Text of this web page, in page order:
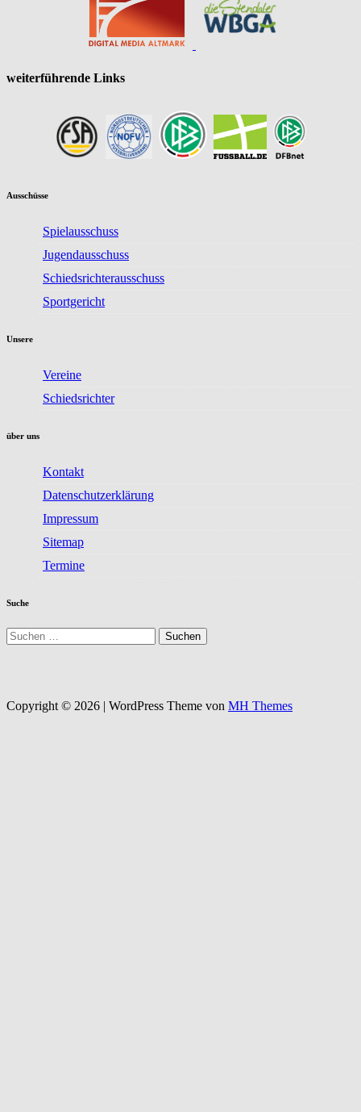
weiterführende Links
Ausschüsse
Spielausschuss
Jugendausschuss
Schiedsrichterausschuss
Sportgericht
Unsere
Vereine
Schiedsrichter
über uns
Kontakt
Datenschutzerklärung
Impressum
Sitemap
Termine
Suche
Suchen
nach:
Copyright © 2026 | WordPress Theme von MH Themes